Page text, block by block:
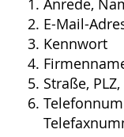
Anrede,
E-Mail-
Kennwort
Straße,